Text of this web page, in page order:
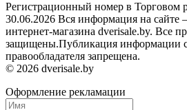
Регистрационный номер в Торговом
30.06.2026 Вся информация на сайте
интернет-магазина dverisale.by. Все
защищены.Публикация информации с
правообладателя запрещена.
© 2026 dverisale.by
Оформление рекламации